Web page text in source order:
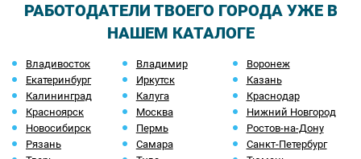
РАБОТОДАТЕЛИ ТВОЕГО ГОРОДА УЖЕ В
НАШЕМ КАТАЛОГЕ
Владивосток Владимир
Воронеж
Екатеринбург
Иркутск
Казань
Калининград
Калуга
Краснодар
Красноярск
Москва
Нижний Новгород
Новосибирск
Пермь
Ростов-на-Дону
Рязань
Самара
Санкт-Петербург